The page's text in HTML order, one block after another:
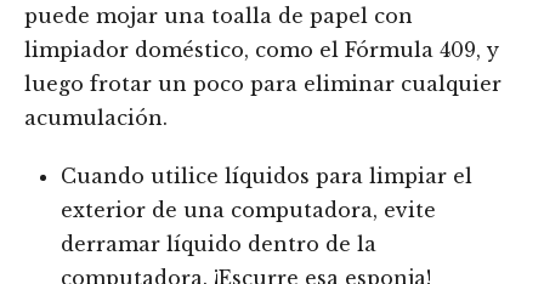
puede mojar una toalla de papel con
limpiador doméstico, como el Fórmula 409, y
luego frotar un poco para eliminar cualquier
acumulación.
Cuando utilice líquidos para limpiar el
exterior de una computadora, evite
derramar líquido dentro de la
computadora. ¡Escurre esa esponja!